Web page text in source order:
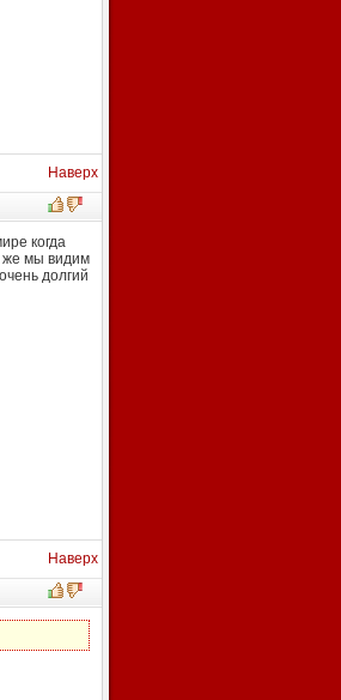
Наверх
когда
же мы видим
долгий
Наверх